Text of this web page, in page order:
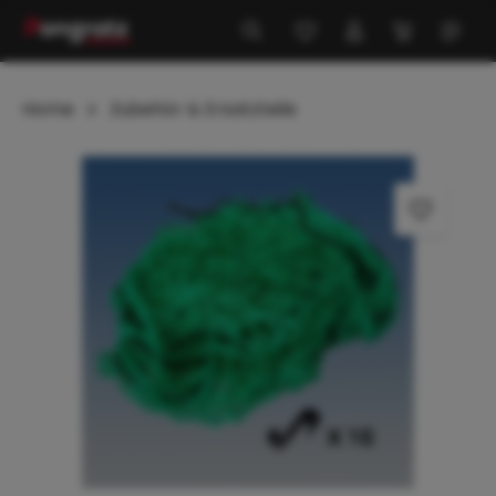
springen
Home Zubehör & Ersatzteile
Bildergalerie überspringen